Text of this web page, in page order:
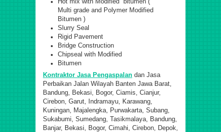
Multi grade and Polymer Modified
Bitumen )
Slurry Seal
Rigid Pavement
Bridge Construction
Chipseal with Modified
Bitumen
Kontraktor Jasa Pengaspalan dan Jasa
Perbaikan Jalan Wilayah Banten Jawa Barat,
Bandung, Bekasi, Bogor, Ciamis, Cianjur,
Cirebon, Garut, Indramayu, Karawang,
Kuningan, Majalengka, Purwakarta, Subang,
Sukabumi, Sumedang, Tasikmalaya, Bandung,
Banjar, Bekasi, Bogor, Cimahi, Cirebon, Depok,